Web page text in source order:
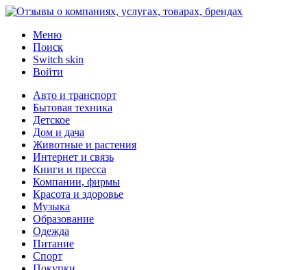
Меню
Поиск
Switch skin
Войти
Авто и транспорт
Бытовая техника
Детское
Дом и дача
Животные и растения
Интернет и связь
Книги и пресса
Компании, фирмы
Красота и здоровье
Музыка
Образование
Одежда
Питание
Спорт